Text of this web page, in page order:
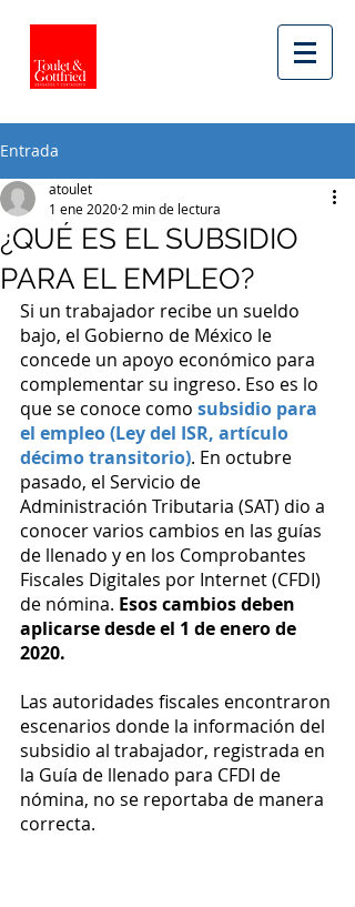
Entrada
¿QUÉ ES EL SUBSIDIO
PARA EL EMPLEO?
atoulet
1 ene 2020 2 min de lectura
Si un trabajador recibe un sueldo
bajo, el Gobierno de México le
concede un apoyo económico para
complementar su ingreso. Eso es lo
que se conoce como subsidio para
el empleo (Ley del ISR, artículo
décimo transitorio). En octubre
pasado, el Servicio de
Administración Tributaria (SAT) dio a
conocer varios cambios en las guías
de llenado y en los Comprobantes
Fiscales Digitales por Internet (CFDI)
de nómina. Esos cambios deben
aplicarse desde el 1 de enero de
2020.
Las autoridades fiscales encontraron
escenarios donde la información del
subsidio al trabajador, registrada en
la Guía de llenado para CFDI de
nómina, no se reportaba de manera
correcta.